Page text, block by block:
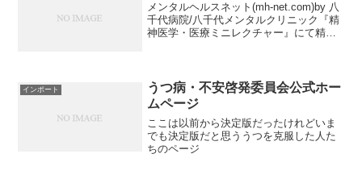
メンタルヘルスネット(mh-net.com)by 八
千代病院/八千代メンタルクリニック『精
神医学・医療ミニレクチャー』にて精神
に関...
インポート
うつ病・不安啓発委員会公式ホー
ムページ
ここは以前から決定版だったけれどいま
でも決定版だと思ううつを克服した人た
ちのページ